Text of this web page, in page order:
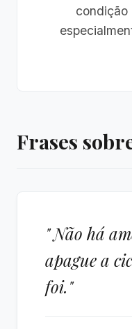
condição
Frases
" Não há
apague a
foi."